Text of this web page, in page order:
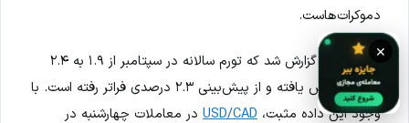
دموکرات‌هاست.
از کانادا نیز گزارش شد که تورم سالانه در سپتامبر از ۱.۹ به ۲.۴
درصد افزایش یافته و از پیش‌بینی ۲.۳ درصدی فراتر رفته است. با
وجود این داده مثبت، USD/CAD در معاملات چهارشنبه در
×